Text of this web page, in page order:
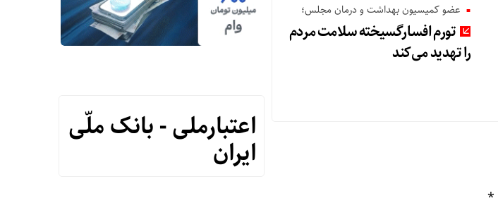
عضو کمیسیون بهداشت و درمان مجلس؛
تورم افسارگسیخته سلامت مردم
را تهدید می‌کند
*
اعتبارملی - بانک ملّی
ایران